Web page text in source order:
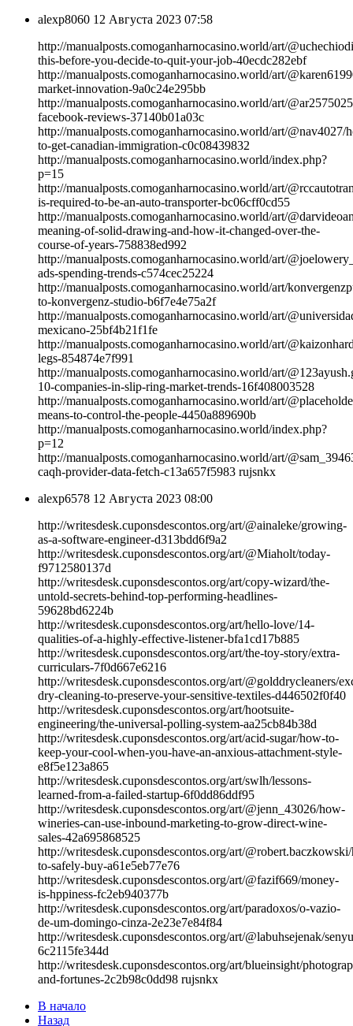
alexp8060 12 Августа 2023 07:58
http://manualposts.comoganharnocasino.world/art/
this-before-you-decide-to-quit-your-job-40ecdc282ebf
http://manualposts.comoganharnocasino.world/art/
market-innovation-9a0c24e295bb
http://manualposts.comoganharnocasino.world/art/
facebook-reviews-37140b01a03c
http://manualposts.comoganharnocasino.world/art/@nav4027/
to-get-canadian-immigration-c0c08439832
http://manualposts.comoganharnocasino.world/index.php?
p=15
http://manualposts.comoganharnocasino.world/art/
is-required-to-be-an-auto-transporter-bc06cff0cd55
http://manualposts.comoganharnocasino.world/art/
meaning-of-solid-drawing-and-how-it-changed-over-the-
course-of-years-758838ed992
http://manualposts.comoganharnocasino.world/art/
ads-spending-trends-c574cec25224
http://manualposts.comoganharnocasino.world/art/
to-konvergenz-studio-b6f7e4e75a2f
http://manualposts.comoganharnocasino.world/art/
mexicano-25bf4b21f1fe
http://manualposts.comoganharnocasino.world/art/
legs-854874e7f991
http://manualposts.comoganharnocasino.world/art/
10-companies-in-slip-ring-market-trends-16f408003528
http://manualposts.comoganharnocasino.world/art/
means-to-control-the-people-4450a889690b
http://manualposts.comoganharnocasino.world/index.php?
p=12
http://manualposts.comoganharnocasino.world/art/
caqh-provider-data-fetch-c13a657f5983 rujsnkx
alexp6578 12 Августа 2023 08:00
http://writesdesk.cuponsdescontos.org/art/@ainaleke/growing-
as-a-software-engineer-d313bdd6f9a2
http://writesdesk.cuponsdescontos.org/art/@Miaholt/today-
f9712580137d
http://writesdesk.cuponsdescontos.org/art/copy-wizard/the-
untold-secrets-behind-top-performing-headlines-
59628bd6224b
http://writesdesk.cuponsdescontos.org/art/hello-love/14-
qualities-of-a-highly-effective-listener-bfa1cd17b885
http://writesdesk.cuponsdescontos.org/art/the-toy-story/extra-
curriculars-7f0d667e6216
http://writesdesk.cuponsdescontos.org/art/@golddrycleaners/
dry-cleaning-to-preserve-your-sensitive-textiles-d446502f0f40
http://writesdesk.cuponsdescontos.org/art/hootsuite-
engineering/the-universal-polling-system-aa25cb84b38d
http://writesdesk.cuponsdescontos.org/art/acid-sugar/how-to-
keep-your-cool-when-you-have-an-anxious-attachment-style-
e8f5e123a865
http://writesdesk.cuponsdescontos.org/art/swlh/lessons-
learned-from-a-failed-startup-6f0dd86ddf95
http://writesdesk.cuponsdescontos.org/art/@jenn_43026/how-
wineries-can-use-inbound-marketing-to-grow-direct-wine-
sales-42a695868525
http://writesdesk.cuponsdescontos.org/art/
to-safely-buy-a61e5eb77e76
http://writesdesk.cuponsdescontos.org/art/@fazif669/money-
is-hppiness-fc2eb940377b
http://writesdesk.cuponsdescontos.org/art/paradoxos/o-vazio-
de-um-domingo-cinza-2e23e7e84f84
http://writesdesk.cuponsdescontos.org/art/@labuhsejenak/
6c2115fe344d
http://writesdesk.cuponsdescontos.org/art/blueinsight/
and-fortunes-2c2b98c0dd98 rujsnkx
В начало
Назад